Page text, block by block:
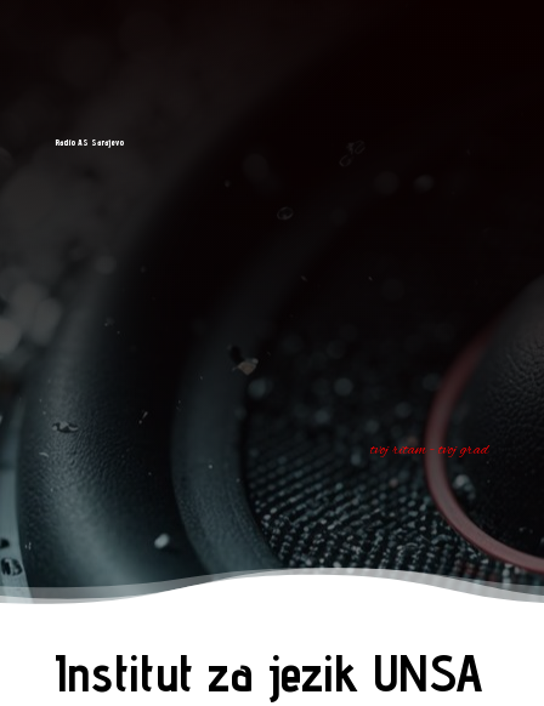
Radio AS Sarajevo
tvoj ritam - tvoj grad
Institut za jezik UNSA